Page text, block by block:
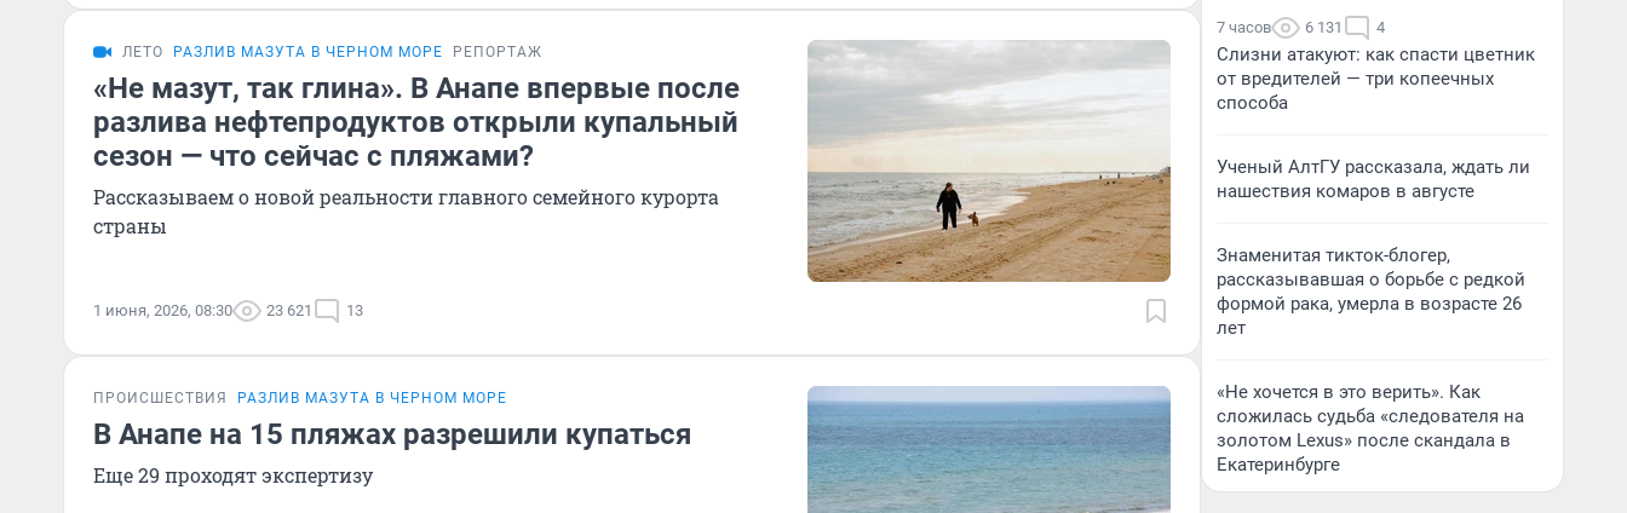
ЛЕТО РАЗЛИВ МАЗУТА В ЧЕРНОМ МОРЕ РЕПОРТАЖ
«Не мазут, так глина». В Анапе впервые после
разлива нефтепродуктов открыли купальный
сезон — что сейчас с пляжами?
Рассказываем о новой реальности главного семейного курорта
страны
1 июня, 2026, 08:30 23 621 13
ПРОИСШЕСТВИЯ РАЗЛИВ МАЗУТА В ЧЕРНОМ МОРЕ
В Анапе на 15 пляжах разрешили купаться
Еще 29 проходят экспертизу
7 часов 6 131 4
Слизни атакуют: как спасти цветник
от вредителей — три копеечных
способа
Ученый АлтГУ рассказала, ждать ли
нашествия комаров в августе
Знаменитая тикток-блогер,
рассказывавшая о борьбе с редкой
формой рака, умерла в возрасте 26
лет
«Не хочется в это верить». Как
сложилась судьба «следователя на
золотом Lexus» после скандала в
Екатеринбурге